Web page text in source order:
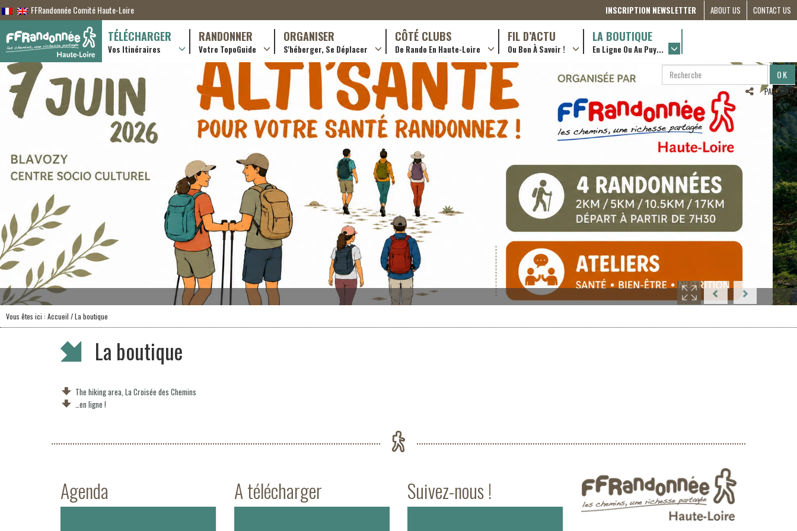
FFRandonnée Comité Haute-Loire INSCRIPTION NEWSLETTER
ABOUT US
RÔLES &
ACTIONS
PARTNERSHIPS
ETRE
BÉNÉVOLE
(FRANÇAIS)
COMPAGNON
DE ROUTE
2022
CONTACT US
TÉLÉCHARGER
Vos Itinéraires
RANDONNER
Votre TopoGuide
Randonnées itinerantes (GR)
Randonnées à la journée (PR)
Online shop
Useful & advice
ORGANISER
S'héberger, Se Déplacer
Hotellerie
Restaurants
Transporteurs & services
CÔTÉ CLUBS
De Rando En Haute-Loire
Train yourself
Rando douce
Trouver un club
Adhérer
Créer un club
FIL D’ACTU
Ou Bon À Savoir !
LA BOUTIQUE
En Ligne Ou Au Puy...
RECHERCHER
RECHERCHE
PARTAGER
Vous êtes ici : Accueil / La boutique
La boutique
The hiking area, La Croisée des Chemins
…en ligne !
Agenda A télécharger Suivez-nous !